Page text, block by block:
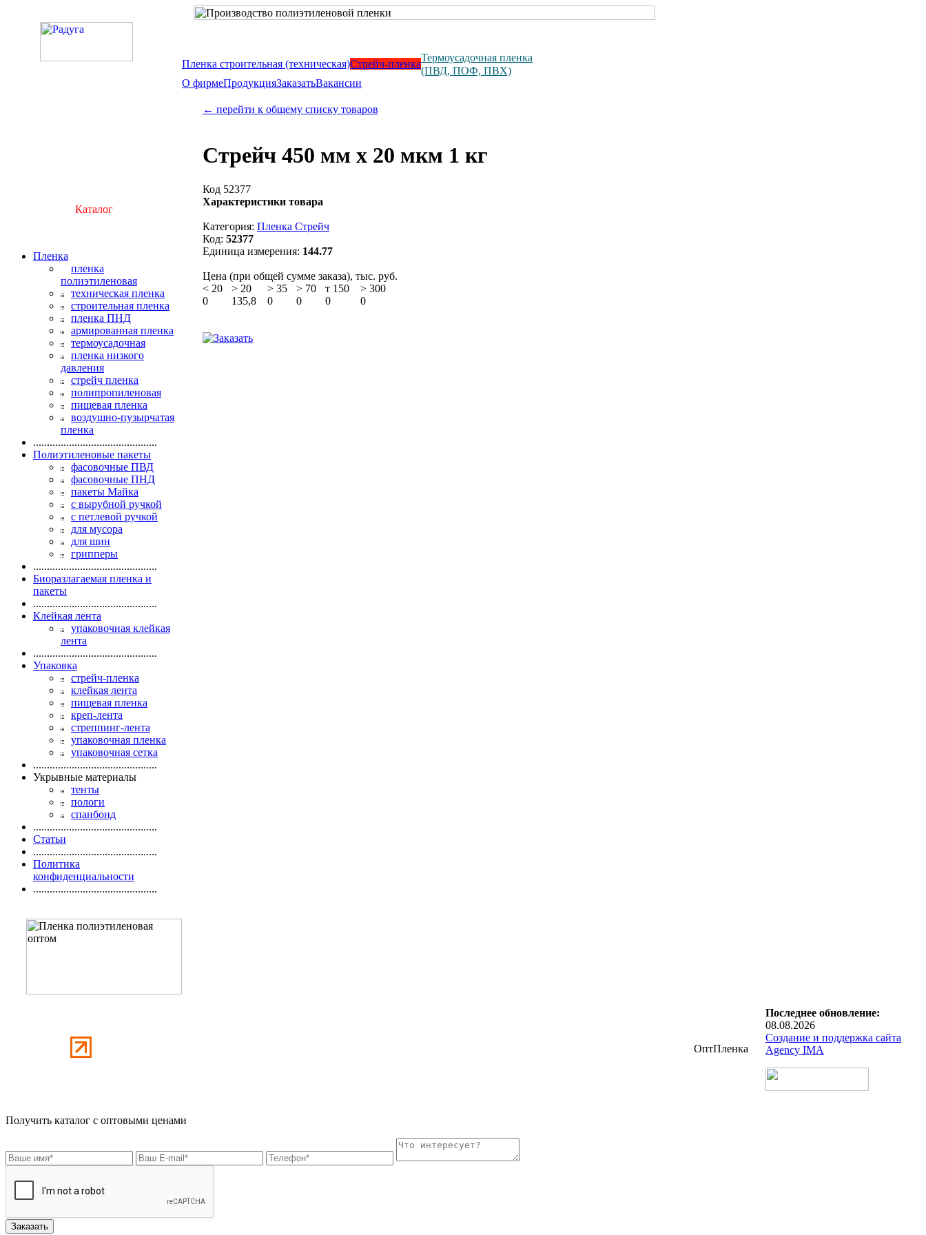
Пленка строительная (техническая)Стрейч-пленка
Термоусадочная пленка
(ПВД, ПОФ, ПВХ)
О фирмеПродукцияЗаказатьВакансии
← перейти к общему списку товаров
Стрейч 450 мм х 20 мкм 1 кг
Код 52377
Характеристики товара
Категория: Пленка Стрейч
Код: 52377
Единица измерения: 144.77
Цена (при общей сумме заказа), тыс. руб.
< 20 > 20 > 35 > 70 т 150 > 300
0
135,8 0 0 0 0
Каталог
Пленка
пленка
полиэтиленовая
техническая пленка
строительная пленка
пленка ПНД
армированная пленка
термоусадочная
пленка низкого
давления
стрейч пленка
полипропиленовая
пищевая пленка
воздушно-пузырчатая
пленка
.............................................
Полиэтиленовые пакеты
фасовочные ПВД
фасовочные ПНД
пакеты Майка
с вырубной ручкой
с петлевой ручкой
для мусора
для шин
грипперы
.............................................
Биоразлагаемая пленка и
пакеты
.............................................
Клейкая лента
упаковочная клейкая
лента
.............................................
Упаковка
стрейч-пленка
клейкая лента
пищевая пленка
креп-лента
стреппинг-лента
упаковочная пленка
упаковочная сетка
.............................................
Укрывные материалы
тенты
пологи
спанбонд
.............................................
Статьи
.............................................
Политика
конфиденциальности
.............................................
ОптПленка
Последнее обновление:
08.08.2026
Создание и поддержка сайта
Agency IMA
Получить каталог с оптовыми ценами
Заказать